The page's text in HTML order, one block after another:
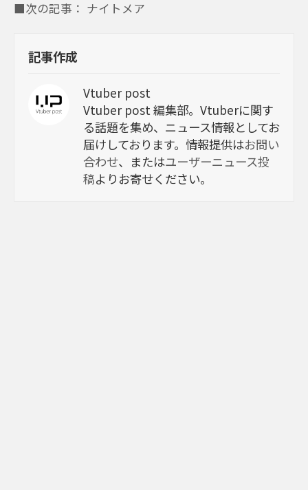
■次の記事： ナイトメア
記事作成
Vtuber post
Vtuber post 編集部。Vtuberに関す
る話題を集め、ニュース情報としてお
届けしております。情報提供はお問い
合わせ、またはユーザーニュース投
稿よりお寄せください。